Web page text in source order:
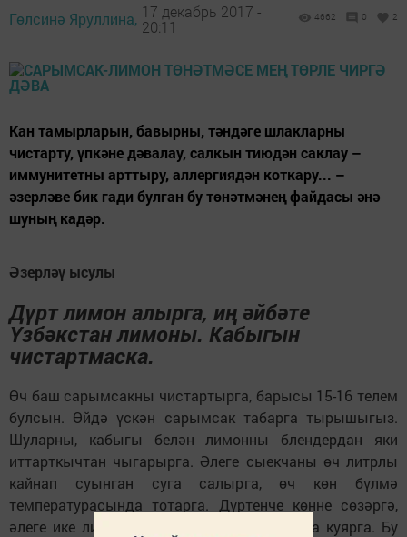
Гөлсинә Яруллина, 17 декабрь 2017 -
20:11
4662 0 2
Кан тамырларын, бавырны, тәндәге шлакларны
чистарту, үпкәне дәвалау, салкын тиюдән саклау –
иммунитетны арттыру, аллергиядән коткару... –
әзерләве бик гади булган бу төнәтмәнең файдасы әнә
шуның кадәр.
Әзерләү ысулы
Дүрт лимон алырга, иң әйбәте
Үзбәкстан лимоны. Кабыгын
чистартмаска.
Өч баш сарымсакны чистартырга, барысы 15-16 телем
булсын. Өйдә үскән сарымсак табарга тырышыгыз.
Шуларны, кабыгы белән лимонны блендердан яки
иттарткычтан чыгарырга. Әлеге сыекчаны өч литрлы
кайнап суынган суга салырга, өч көн бүлмә
температурасында тотарга. Дүртенче көнне сөзәргә,
әлеге ике литр ярым сыекчаны суыткычка куярга. Бу